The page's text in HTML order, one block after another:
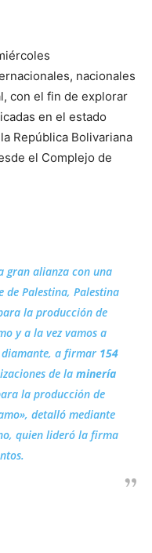
nacionales
con el fin de explorar
en el estado
República Bolivariana
el Complejo de
gran alianza con una
de Palestina, Palestina
la producción de
y a la vez vamos a
a firmar 154
de la minería
la producción de
detalló mediante
quien lideró la firma